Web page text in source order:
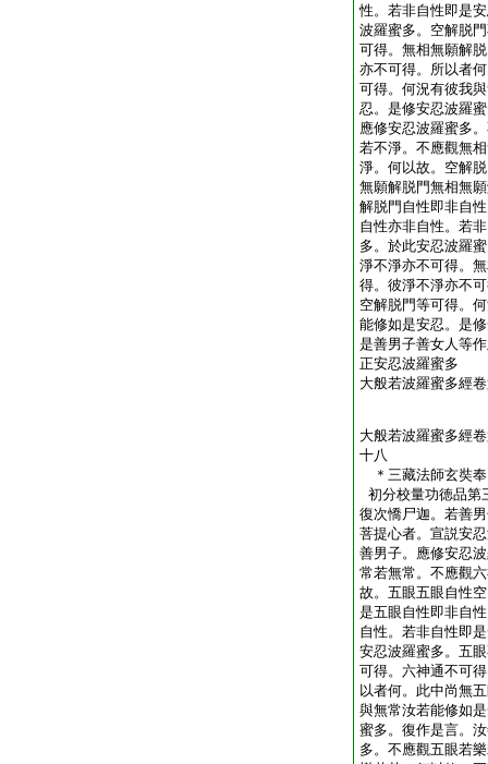
性。若非自性即是
波羅蜜多。空解脱
可得。無相無願解
亦不可得。所以者
可得。何況有彼我
忍。是修安忍波羅
應修安忍波羅蜜多
若不淨。不應觀無
淨。何以故。空解
無願解脱門無相無
解脱門自性即非自
自性亦非自性。若
多。於此安忍波羅
淨不淨亦不可得。
得。彼淨不淨亦不
空解脱門等可得。
能修如是安忍。是
是善男子善女人等
正安忍波羅蜜多
大般若波羅蜜多經
大般若波羅蜜多經
十八
＊三藏法師玄
初分校量功徳品第
復次憍尸迦。若善
菩提心者。宣説安
善男子。應修安忍
常若無常。不應觀
故。五眼五眼自性
是五眼自性即非自
自性。若非自性即
安忍波羅蜜多。五
可得。六神通不可
以者何。此中尚無
與無常汝若能修如
蜜多。復作是言。
多。不應觀五眼若